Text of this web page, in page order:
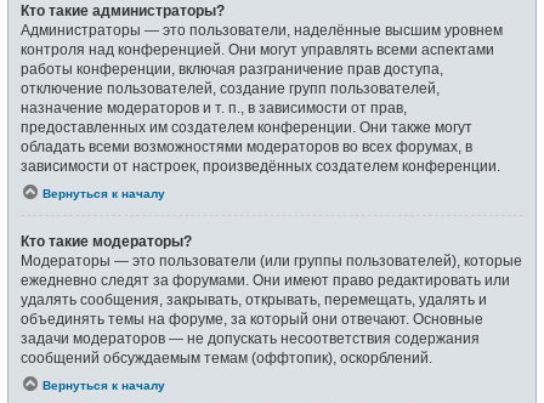
Кто такие администраторы?
Администраторы — это пользователи, наделённые высшим уровнем
контроля над конференцией. Они могут управлять всеми аспектами
работы конференции, включая разграничение прав доступа,
отключение пользователей, создание групп пользователей,
назначение модераторов и т. п., в зависимости от прав,
предоставленных им создателем конференции. Они также могут
обладать всеми возможностями модераторов во всех форумах, в
зависимости от настроек, произведённых создателем конференции.
Вернуться к началу
Кто такие модераторы?
Модераторы — это пользователи (или группы пользователей), которые
ежедневно следят за форумами. Они имеют право редактировать или
удалять сообщения, закрывать, открывать, перемещать, удалять и
объединять темы на форуме, за который они отвечают. Основные
задачи модераторов — не допускать несоответствия содержания
сообщений обсуждаемым темам (оффтопик), оскорблений.
Вернуться к началу